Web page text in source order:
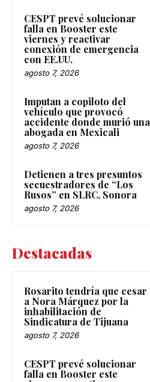
CESPT prevé solucionar
falla en Booster este
viernes y reactivar
conexión de emergencia
con EE.UU.
agosto 7, 2026
Imputan a copiloto del
vehículo que provocó
accidente donde murió una
abogada en Mexicali
agosto 7, 2026
Detienen a tres presuntos
secuestradores de “Los
Rusos” en SLRC, Sonora
agosto 7, 2026
Destacadas
Rosarito tendría que cesar
a Nora Márquez por la
inhabilitación de
Sindicatura de Tijuana
agosto 7, 2026
CESPT prevé solucionar
falla en Booster este